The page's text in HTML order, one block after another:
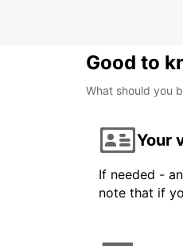
Good to
What should you
Your
If needed -
note that if